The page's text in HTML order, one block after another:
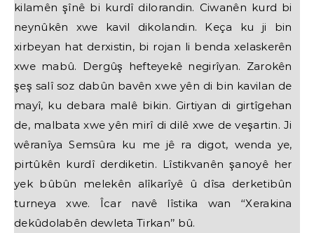
kilamên şînê bi kurdî dilorandin. Ciwanên kurd bi
neynûkên xwe kavil dikolandin. Keça ku ji bin
xirbeyan hat derxistin, bi rojan li benda xelaskerên
xwe mabû. Dergûş hefteyekê negirîyan. Zarokên
şeş salî soz dabûn bavên xwe yên di bin kavilan de
mayî, ku debara malê bikin. Girtiyan di girtîgehan
de, malbata xwe yên mirî di dilê xwe de veşartin. Ji
wêranîya Semsûra ku me jê ra digot, wenda ye,
pirtûkên kurdî derdiketin. Lîstikvanên şanoyê her
yek bûbûn melekên alîkarîyê û dîsa derketibûn
turneya xwe. Îcar navê lîstika wan ‘‘Xerakina
dekûdolabên dewleta Tirkan’’ bû.